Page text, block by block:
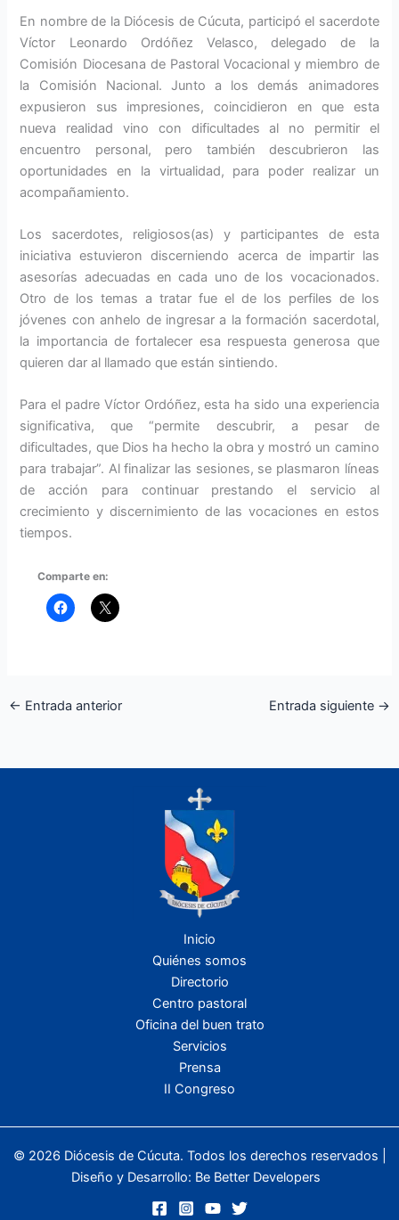
En nombre de la Diócesis de Cúcuta, participó el sacerdote
Víctor Leonardo Ordóñez Velasco, delegado de la
Comisión Diocesana de Pastoral Vocacional y miembro de
la Comisión Nacional. Junto a los demás animadores
expusieron sus impresiones, coincidieron en que esta
nueva realidad vino con dificultades al no permitir el
encuentro personal, pero también descubrieron las
oportunidades en la virtualidad, para poder realizar un
acompañamiento.
Los sacerdotes, religiosos(as) y participantes de esta
iniciativa estuvieron discerniendo acerca de impartir las
asesorías adecuadas en cada uno de los vocacionados.
Otro de los temas a tratar fue el de los perfiles de los
jóvenes con anhelo de ingresar a la formación sacerdotal,
la importancia de fortalecer esa respuesta generosa que
quieren dar al llamado que están sintiendo.
Para el padre Víctor Ordóñez, esta ha sido una experiencia
significativa, que “permite descubrir, a pesar de
dificultades, que Dios ha hecho la obra y mostró un camino
para trabajar”. Al finalizar las sesiones, se plasmaron líneas
de acción para continuar prestando el servicio al
crecimiento y discernimiento de las vocaciones en estos
tiempos.
Comparte en:
← Entrada anterior Entrada siguiente →
Inicio
Quiénes somos
Directorio
Centro pastoral
Oficina del buen trato
Servicios
Prensa
II Congreso
© 2026 Diócesis de Cúcuta. Todos los derechos reservados |
Diseño y Desarrollo: Be Better Developers